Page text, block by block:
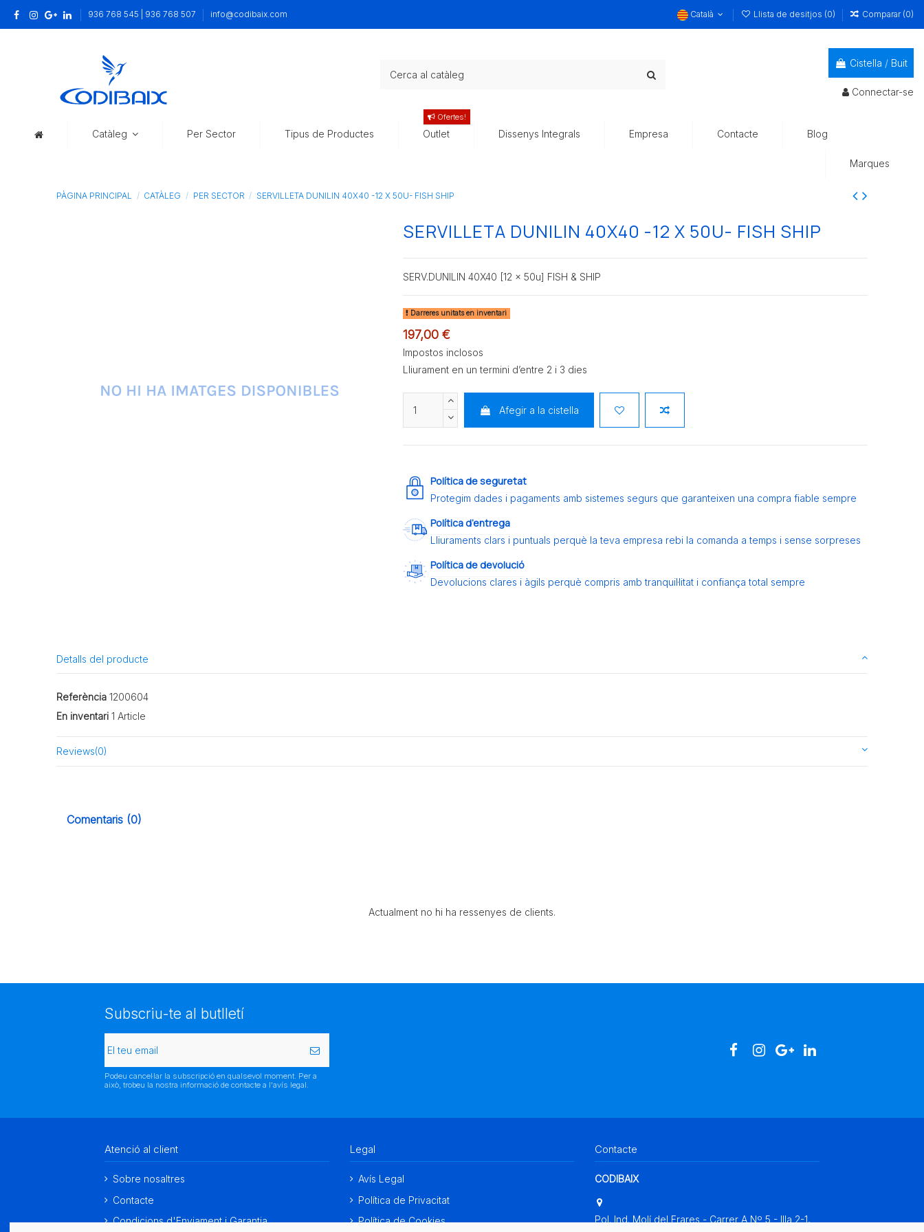
936 768 545 | 936 768 507 info@codibaix.com Català Llista de desitjos (0) Comparar (0)
Cistella / Buit
Connectar-se
Catàleg Per Sector Tipus de Productes Outlet
Ofertes!
Dissenys Integrals Empresa Contacte Blog
Marques
PÀGINA PRINCIPAL CATÀLEG PER SECTOR SERVILLETA DUNILIN 40X40 -12 X 50U- FISH SHIP
SERVILLETA DUNILIN 40X40 -12 X 50U- FISH SHIP
SERV.DUNILIN 40X40 [12 x 50u] FISH & SHIP
Darreres unitats en inventari
197,00 €
Impostos inclosos
Lliurament en un termini d’entre 2 i 3 dies
Afegir a la cistella
Política de seguretat
Protegim dades i pagaments amb sistemes segurs que garanteixen una compra fiable sempre
Política d’entrega
Lliuraments clars i puntuals perquè la teva empresa rebi la comanda a temps i sense sorpreses
Política de devolució
Devolucions clares i àgils perquè compris amb tranquil·litat i confiança total sempre
Detalls del producte
Referència 1200604
En inventari 1 Article
Reviews(0)
Comentaris (0)
Actualment no hi ha ressenyes de clients.
Subscriu-te al butlletí
Podeu cancel·lar la subscripció en qualsevol moment. Per a
això, trobeu la nostra informació de contacte a l'avís legal.
Atenció al client
Sobre nosaltres
Contacte
Condicions d'Enviament i Garantia
Legal
Avís Legal
Política de Privacitat
Política de Cookies
Contacte
CODIBAIX
Pol. Ind. Molí del Frares - Carrer A Nº 5 - Illa 2-1,